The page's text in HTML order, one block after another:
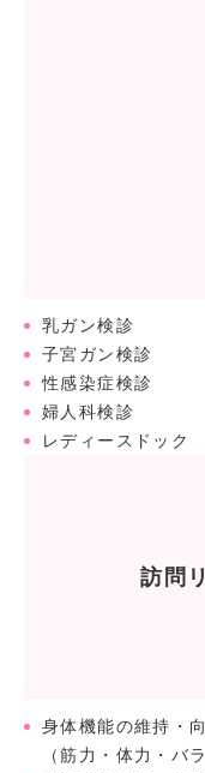
乳ガン検診
子宮ガン検診
性感染症検診
婦人科検診
レディースドック
訪問
身体機能の維持・
（筋力・体力・バ